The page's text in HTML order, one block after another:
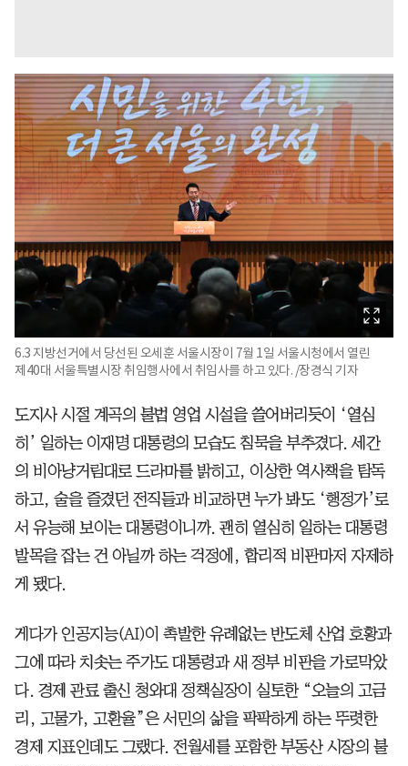
6.3 지방선거에서 당선된 오세훈 서울시장이 7월 1일 서울시청에서 열린
제40대 서울특별시장 취임행사에서 취임사를 하고 있다. /장경식 기자
도지사 시절 계곡의 불법 영업 시설을 쓸어버리듯이 ‘열심
히’ 일하는 이재명 대통령의 모습도 침묵을 부추겼다. 세간
의 비아냥거림대로 드라마를 밝히고, 이상한 역사책을 탐독
하고, 술을 즐겼던 전직들과 비교하면 누가 봐도 ‘행정가’로
서 유능해 보이는 대통령이니까. 괜히 열심히 일하는 대통령
발목을 잡는 건 아닐까 하는 걱정에, 합리적 비판마저 자제하
게 됐다.
게다가 인공지능(AI)이 촉발한 유례없는 반도체 산업 호황과
그에 따라 치솟는 주가도 대통령과 새 정부 비판을 가로막았
다. 경제 관료 출신 청와대 정책실장이 실토한 “오늘의 고금
리, 고물가, 고환율”은 서민의 삶을 팍팍하게 하는 뚜렷한
경제 지표인데도 그랬다. 전월세를 포함한 부동산 시장의 불